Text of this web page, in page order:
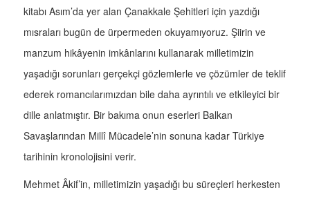
kitabı Asım’da yer alan Çanakkale Şehitleri için yazdığı
mısraları bugün de ürpermeden okuyamıyoruz. Şiirin ve
manzum hikâyenin imkânlarını kullanarak milletimizin
yaşadığı sorunları gerçekçi gözlemlerle ve çözümler de teklif
ederek romancılarımızdan bile daha ayrıntılı ve etkileyici bir
dille anlatmıştır. Bir bakıma onun eserleri Balkan
Savaşlarından Millî Mücadele’nin sonuna kadar Türkiye
tarihinin kronolojisini verir.
Mehmet Âkif’in, milletimizin yaşadığı bu süreçleri herkesten